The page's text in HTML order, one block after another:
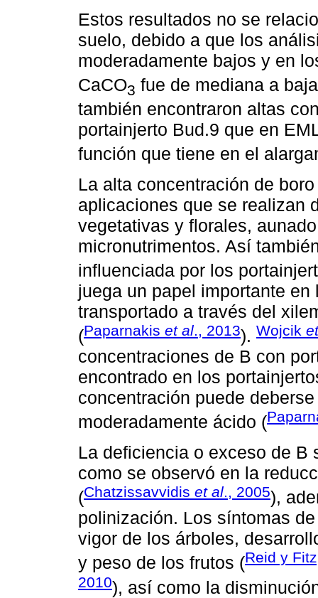
Estos resultados no se
suelo, debido a que los
moderadamente bajos y en
CaCO3 fue de mediana a
también encontraron altas
portainjerto Bud.9 que en
función que tiene en el
La alta concentración de
aplicaciones que se realizan
vegetativas y florales,
micronutrimentos. Así
influenciada por los
juega un papel importante
transportado a través del
(Paparnakis et al., 2013). Wojcik
concentraciones de B con
encontrado en los
concentración puede
moderadamente ácido (
La deficiencia o exceso de B
como se observó en la
(Chatzissavvidis et al., 2005),
polinización. Los síntomas
vigor de los árboles,
y peso de los frutos (Reid y
2010), así como la